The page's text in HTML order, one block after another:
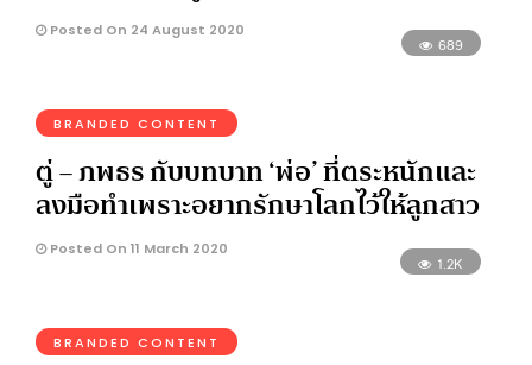
Posted On 24 August 2020
689
BRANDED CONTENT
ตู่ – ภพธร กับบทบาท ‘พ่อ’ ที่ตระหนักและ
ลงมือทำเพราะอยากรักษาโลกไว้ให้ลูกสาว
Posted On 11 March 2020
1.2K
BRANDED CONTENT